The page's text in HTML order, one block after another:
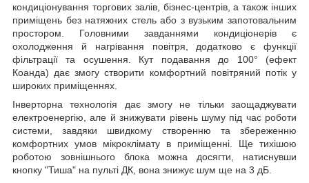
кондиціонування торгових залів, бізнес-центрів, а також інших
приміщень без натяжних стель або з вузьким запотовальним
простором. Головними завданнями кондиціонерів є
охолодження й нагрівання повітря, додатково є функції
фільтрації та осушення. Кут подавання до 100° (ефект
Коанда) дає змогу створити комфортний повітряний потік у
широких приміщеннях.
Інверторна технологія дає змогу не тільки заощаджувати
електроенергію, але й знижувати рівень шуму під час роботи
системи, завдяки швидкому створенню та збереженню
комфортних умов мікроклімату в приміщенні. Ще тихішою
роботою зовнішнього блока можна досягти, натиснувши
кнопку "Тиша" на пульті ДК, вона знижує шум ще на 3 дБ.